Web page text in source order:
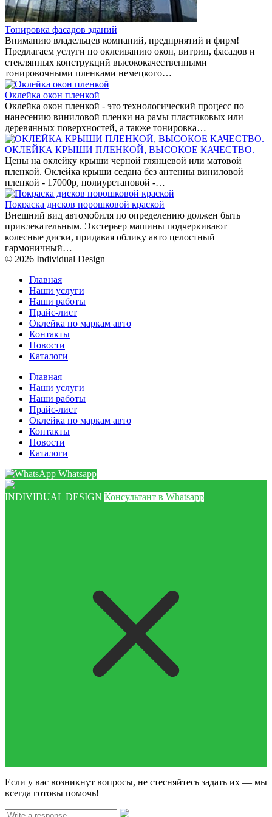
Тонировка фасадов зданий
Вниманию владельцев компаний, предприятий и фирм!
Предлагаем услуги по оклеиванию окон, витрин, фасадов и
стеклянных конструкций высококачественными
тонировочными пленками немецкого…
Оклейка окон пленкой
Оклейка окон пленкой - это технологический процесс по
нанесению виниловой пленки на рамы пластиковых или
деревянных поверхностей, а также тонировка…
ОКЛЕЙКА КРЫШИ ПЛЕНКОЙ, ВЫСОКОЕ КАЧЕСТВО.
Цены на оклейку крыши черной глянцевой или матовой
пленкой. Оклейка крыши седана без антенны виниловой
пленкой - 17000р, полиуретановой -…
Покраска дисков порошковой краской
Внешний вид автомобиля по определению должен быть
привлекательным. Экстерьер машины подчеркивают
колесные диски, придавая облику авто целостный
гармоничный…
© 2026 Individual Design
Главная
Наши услуги
Наши работы
Прайс-лист
Оклейка по маркам авто
Контакты
Новости
Каталоги
Главная
Наши услуги
Наши работы
Прайс-лист
Оклейка по маркам авто
Контакты
Новости
Каталоги
Whatsapp
INDIVIDUAL DESIGN Консультант в Whatsapp
Если у вас возникнут вопросы, не стесняйтесь задать их — мы
всегда готовы помочь!